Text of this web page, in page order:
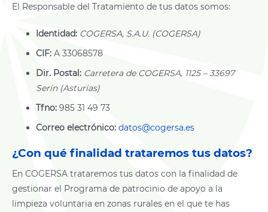
El Responsable del Tratamiento de tus datos somos:
Identidad: COGERSA, S.A.U. (COGERSA)
CIF: A 33068578
Dir. Postal: Carretera de COGERSA, 1125 – 33697
Serín (Asturias)
Tfno: 985 31 49 73
Correo electrónico: datos@cogersa.es
¿Con qué finalidad trataremos tus datos?
En COGERSA trataremos tus datos con la finalidad de
gestionar el Programa de patrocinio de apoyo a la
limpieza voluntaria en zonas rurales en el que te has